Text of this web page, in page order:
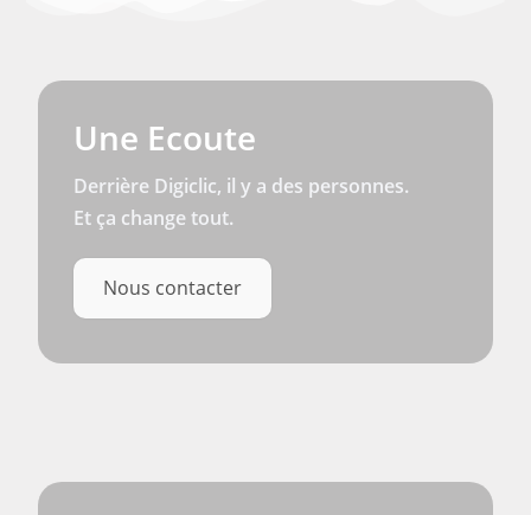
Une Ecoute
Derrière Digiclic, il y a des personnes.
Et ça change tout.
Nous contacter